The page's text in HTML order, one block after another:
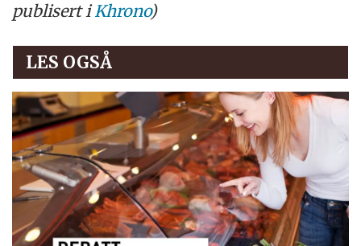
publisert iKhrono)
LES OGSÅ